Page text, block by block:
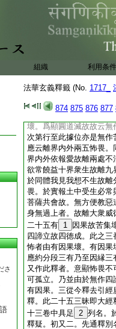
組織 利用条件
さ
法華玄義釋籤 (No. 1717_
874 875 876 877
百身。第九地説知一切
爲衆生説。四乘相者。
相。菩薩乘相。佛乘相
相。乃至差別樂説一切法
此驗知是別教地相。故
種身。今文依地論略釋
怖畏得二十五三昧同。
論文。次解釋。言愛善道
不於善道起愛惡道起 7
不於善惡身起愛憎名無死
壞。爲顯圓道滅故故云無
次第行至此據位亦是無作
應云離界内外兩五怖畏。
界内外依報愛故離兩處不
欲常饒益十界衆生故離九
於同體我見我想不生故離
畏。於實報土中受生必常
菩薩共會故。無方便教惡
身無過上者。故離大衆威
二十五有 1
因果故苦集
四諦立故四徳成。此之三
怖者由有因果壞。有因果
應約分段三有乃至因縁三
又作此釋者。意顯怖畏不
可孤立。乃並由於無作四
有因果。三從今釋去引經
釋。此二十五三昧即大經
十三卷中具足
2 列名。
釋疑。初又二。先通釋別